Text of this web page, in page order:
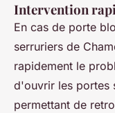
Intervention
En cas de porte
serruriers de
rapidement le
d'ouvrir les portes
permettant de